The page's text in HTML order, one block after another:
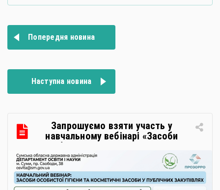
Навігація
записів
Попередня новина
Наступна новина
Запрошуємо взяти участь у
навчальному вебінарі «Засоби
особистої гігієни та косметичні
засоби у публічних закупівлях: як
сформувати вимоги та обрати
безпечну і якісну продукцію»